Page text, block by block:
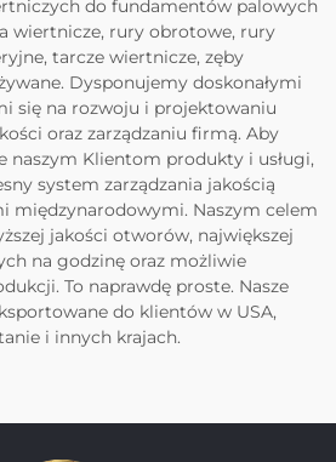
do fundamentów palowych
wiertnicze, rury obrotowe, rury
tarcze wiertnicze, zęby
Dysponujemy doskonałymi
się na rozwoju i projektowaniu
oraz zarządzaniu firmą. Aby
naszym Klientom produkty i usługi,
system zarządzania jakością
międzynarodowymi. Naszym celem
jakości otworów, największej
na godzinę oraz możliwie
To naprawdę proste. Nasze
do klientów w USA,
i innych krajach.